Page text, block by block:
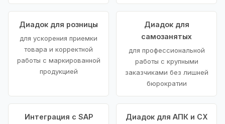
Диадок для розницы
для ускорения приемки
товара и корректной
работы с маркированной
продукцией
Диадок для
самозанятых
для профессиональной
работы с крупными
заказчиками без лишней
бюрократии
Интеграция с SAP Диадок для АПК и СХ